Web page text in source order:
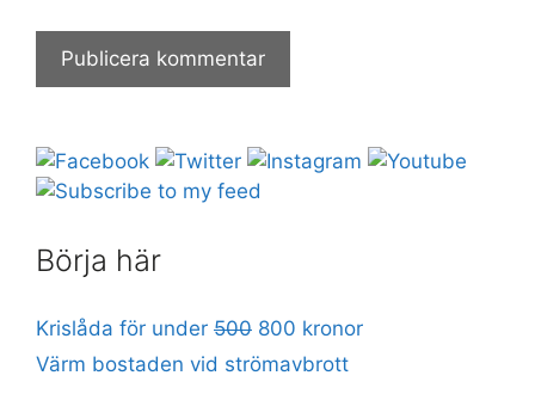
Börja här
Krislåda för under 500 800 kronor
Värm bostaden vid strömavbrott